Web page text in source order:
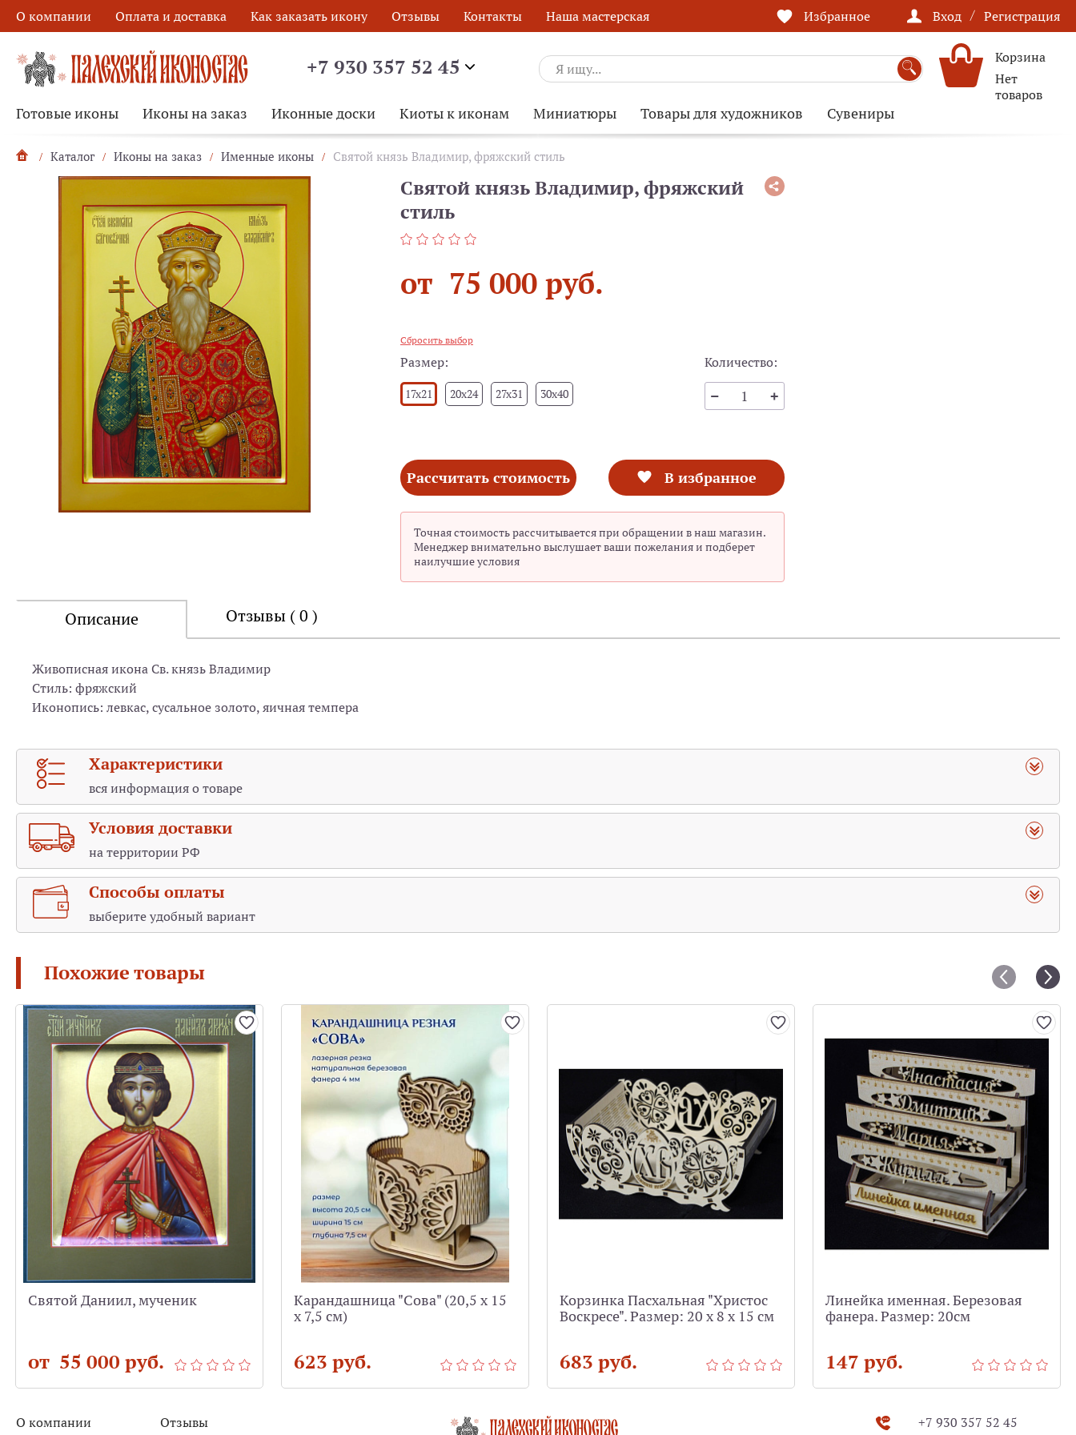
О компании Оплата и доставка Как заказать икону Отзывы Контакты Наша мастерская Избранное Вход / Регистрация
+7 930 357 52 45
ОБРАТНЫЙ ЗВОНОК
Корзина
Нет
товаров
Готовые иконы Иконы на заказ Иконные доски Киоты к иконам Миниатюры Товары для художников Сувениры
Каталог Иконы на заказ Именные иконы Святой князь Владимир, фряжский стиль
Святой князь Владимир, фряжский
стиль
от 75 000 руб.
Сбросить выбор
Размер:
17x21 20x24 27x31 30x40
Количество:
Рассчитать стоимость В избранное
Точная стоимость рассчитывается при обращении в наш магазин.
Менеджер внимательно выслушает ваши пожелания и подберет
наилучшие условия
Описание Отзывы ( 0 )
Живописная икона Св. князь Владимир
Стиль: фряжский
Иконопись: левкас, сусальное золото, яичная темпера
Характеристики
вся информация о товаре
Условия доставки
на территории РФ
Способы оплаты
выберите удобный вариант
Похожие товары
Святой Даниил, мученик
от 55 000 руб.
Карандашница "Сова" (20,5 х 15
х 7,5 см)
623 руб.
Корзинка Пасхальная "Христос
Воскресе". Размер: 20 х 8 х 15 см
683 руб.
Линейка именная. Березовая
фанера. Размер: 20см
147 руб.
О компании Отзывы +7 930 357 52 45